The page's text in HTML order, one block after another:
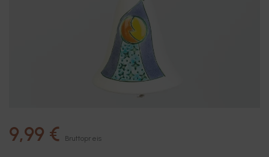
9,99 € Bruttopreis